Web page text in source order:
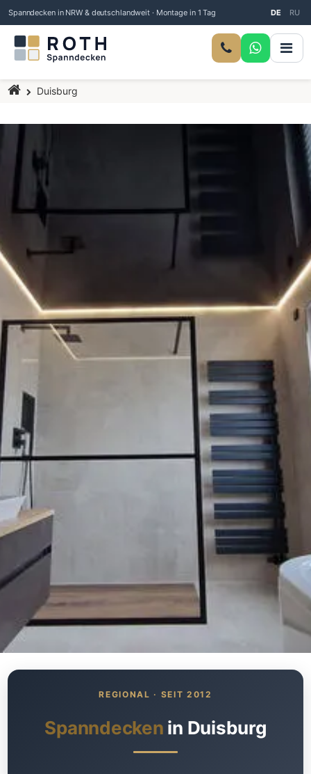
Spanndecken in NRW & deutschlandweit · Montage in 1 Tag DE RU
Startseite
Duisburg
Was kostet meine neue
Spanndecke?
Spanndecken in Duisburg